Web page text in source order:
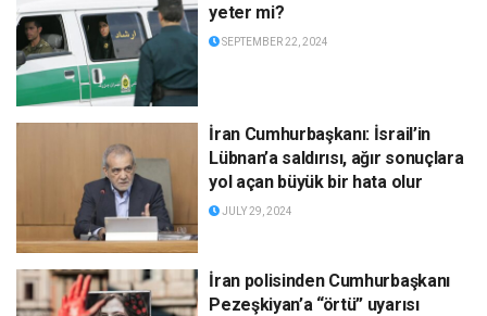
yeter mi?
SEPTEMBER 22, 2024
İran Cumhurbaşkanı: İsrail’in
Lübnan’a saldırısı, ağır sonuçlara
yol açan büyük bir hata olur
JULY 29, 2024
İran polisinden Cumhurbaşkanı
Pezeşkiyan’a “örtü” uyarısı